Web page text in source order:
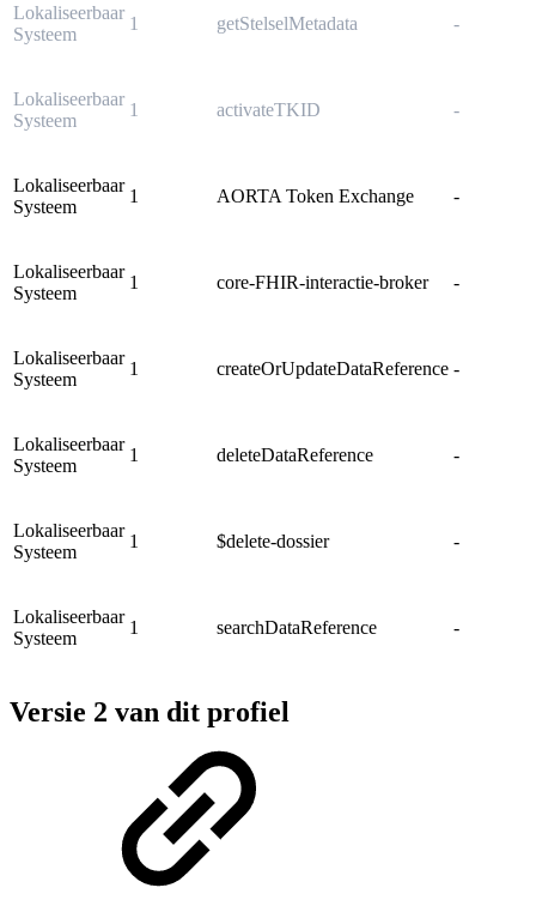
Lokaliseerbaar
Systeem
1 getStelselMetadata -
Lokaliseerbaar
Systeem
1 activateTKID -
Lokaliseerbaar
Systeem
1 AORTA Token Exchange -
Lokaliseerbaar
Systeem
1 core-FHIR-interactie-broker -
Lokaliseerbaar
Systeem
1 createOrUpdateDataReference -
Lokaliseerbaar
Systeem
1 deleteDataReference -
Lokaliseerbaar
Systeem
1 $delete-dossier -
Lokaliseerbaar
Systeem
1 searchDataReference -
Versie 2 van dit profiel